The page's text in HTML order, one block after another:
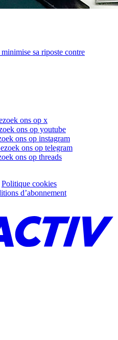
sa riposte contre
ons op x
ons op youtube
ons op instagram
ons op telegram
ons op threads
Politique cookies
d’abonnement